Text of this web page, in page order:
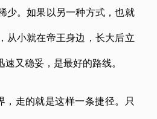
少。如果以另一种方式，也就
从小就在帝王身边，长大后立
速又稳妥，是最好的路线。
，走的就是这样一条捷径。只